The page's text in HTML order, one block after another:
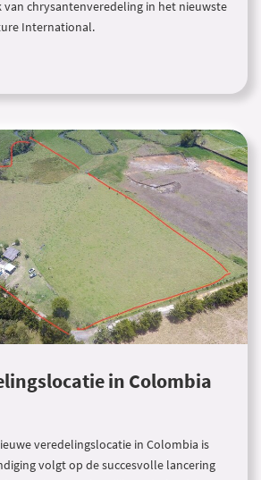
van chrysantenveredeling in het nieuwste
International.
in Colombia
veredelingslocatie in Colombia is
volgt op de succesvolle lancering